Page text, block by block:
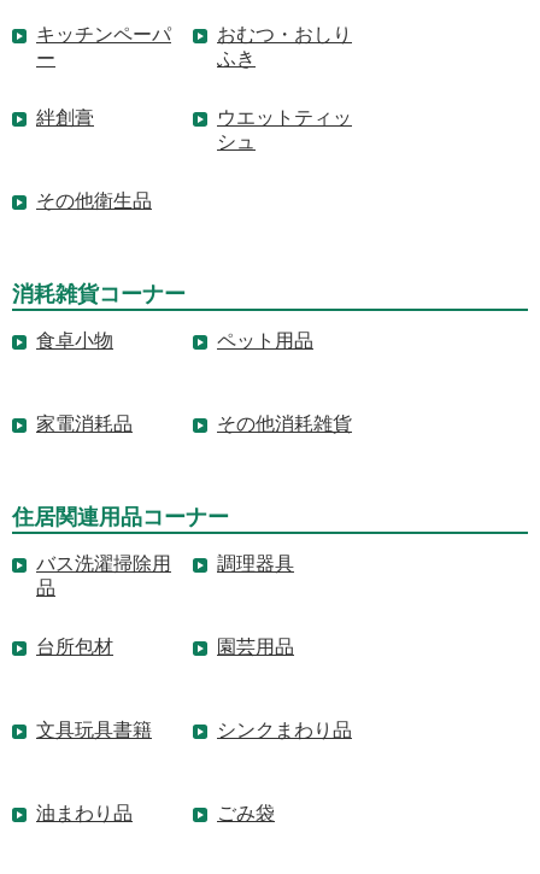
キッチンペーパ
ー
おむつ・おしり
ふき
絆創膏
ウエットティッ
シュ
その他衛生品
消耗雑貨コーナー
食卓小物 ペット用品
家電消耗品 その他消耗雑貨
住居関連用品コーナー
バス洗濯掃除用
品
調理器具
台所包材 園芸用品
文具玩具書籍 シンクまわり品
油まわり品 ごみ袋